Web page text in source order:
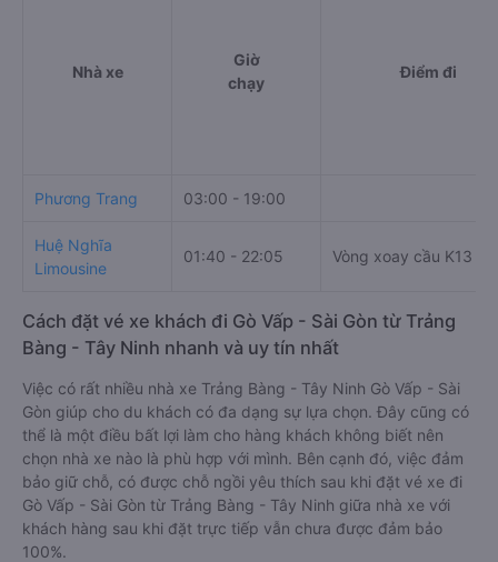
Gò Vấp - Sài Gòn:
1900 888684
Giờ
chạy
Phương Trang 03:00 - 19:00
Huệ Nghĩa